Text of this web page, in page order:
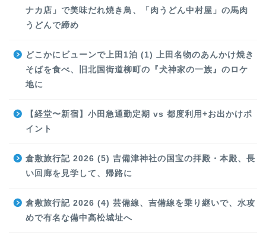
ナカ店」で美味だれ焼き鳥、「肉うどん中村屋」の馬肉
うどんで締め
どこかにビューンで上田1泊 (1) 上田名物のあんかけ焼き
そばを食べ、旧北国街道柳町の『犬神家の一族』のロケ
地に
【経堂〜新宿】小田急通勤定期 vs 都度利用+お出かけポ
イント
倉敷旅行記 2026 (5) 吉備津神社の国宝の拝殿・本殿、長
い回廊を見学して、帰路に
倉敷旅行記 2026 (4) 芸備線、吉備線を乗り継いで、水攻
めで有名な備中高松城址へ